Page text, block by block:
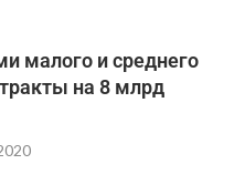
малого и среднего
на 8 млрд